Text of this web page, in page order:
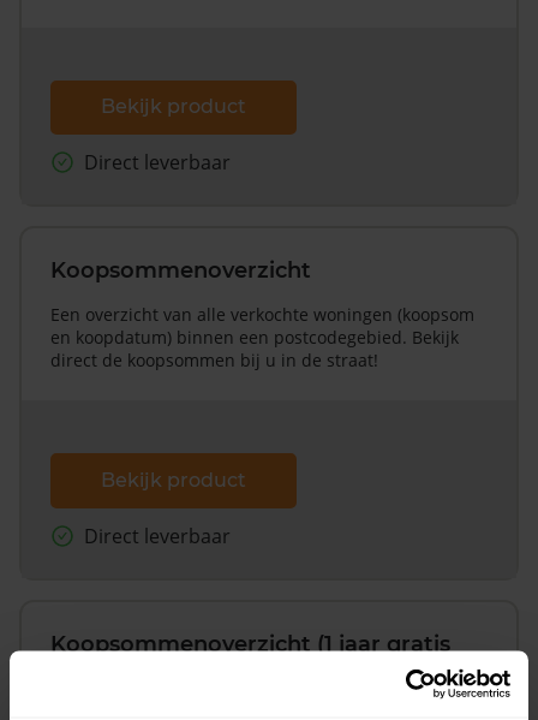
Bekijk product
Direct leverbaar
Koopsommenoverzicht
Een overzicht van alle verkochte woningen (koopsom
en koopdatum) binnen een postcodegebied. Bekijk
direct de koopsommen bij u in de straat!
Bekijk product
Direct leverbaar
Koopsommenoverzicht (1 jaar gratis